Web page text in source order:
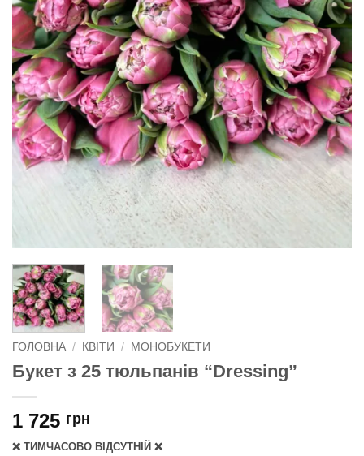
ГОЛОВНА / КВІТИ / МОНОБУКЕТИ
Букет з 25 тюльпанів “Dressing”
1 725 грн
❌ ТИМЧАСОВО ВІДСУТНІЙ ❌